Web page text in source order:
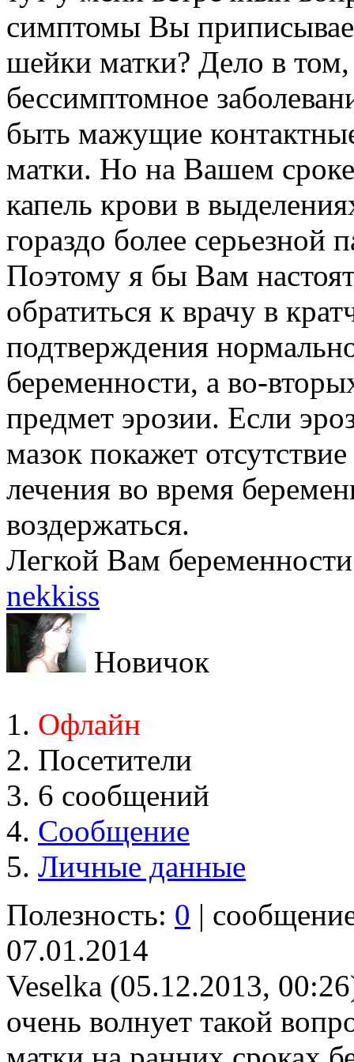
симптомы Вы
шейки матки? Дело в
бессимптомное
быть мажущие
матки. Но на Вашем
капель крови в
гораздо более серьезной
Поэтому я бы Вам
обратиться к врачу в
подтверждения
беременности, а во-
предмет эрозии. Если
мазок покажет
лечения во время
воздержаться.
Легкой Вам
nekkiss
Новичок
Офлайн
Посетители
6 сообщений
Сообщение
Личные данные
Полезность: 0 |
07.01.2014
Veselka (05.12.2013,
очень волнует такой